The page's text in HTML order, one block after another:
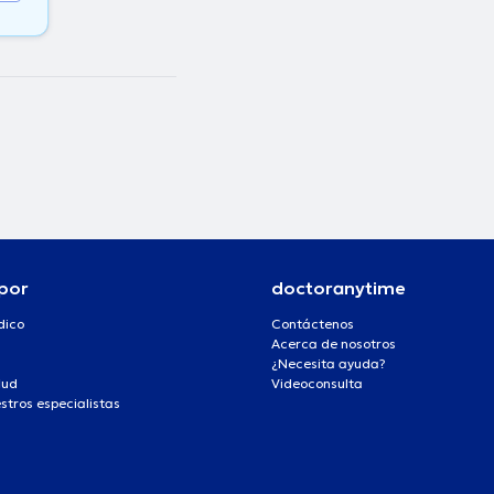
especialistas
doctoranytime
Contáctenos
Acerca de nosotros
¿Necesita ayuda?
Videoconsulta